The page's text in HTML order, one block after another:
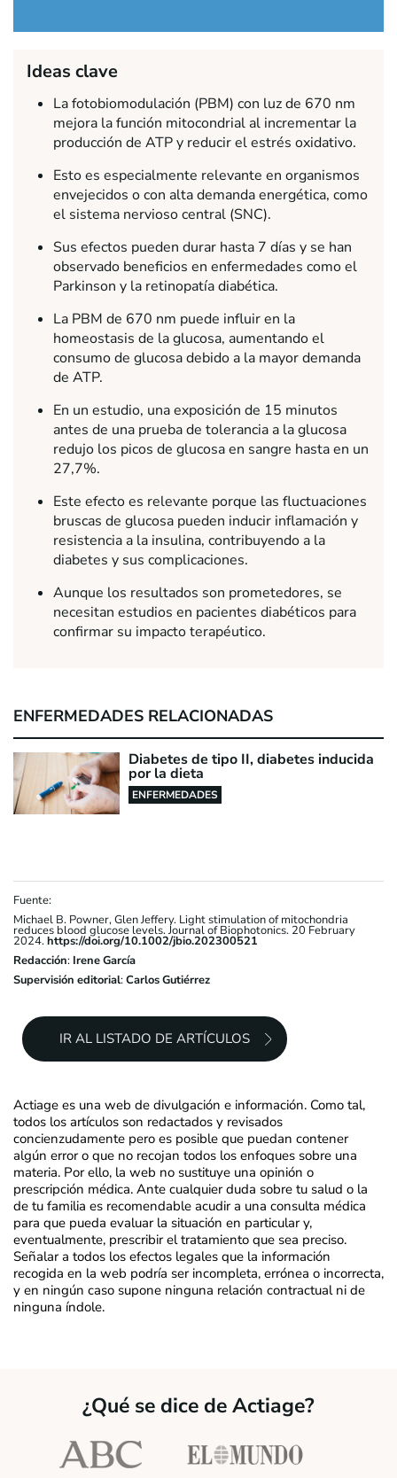
Ideas clave
La fotobiomodulación (PBM) con luz de 670 nm
mejora la función mitocondrial al incrementar la
producción de ATP y reducir el estrés oxidativo.
Esto es especialmente relevante en organismos
envejecidos o con alta demanda energética, como
el sistema nervioso central (SNC).
Sus efectos pueden durar hasta 7 días y se han
observado beneficios en enfermedades como el
Parkinson y la retinopatía diabética.
La PBM de 670 nm puede influir en la
homeostasis de la glucosa, aumentando el
consumo de glucosa debido a la mayor demanda
de ATP.
En un estudio, una exposición de 15 minutos
antes de una prueba de tolerancia a la glucosa
redujo los picos de glucosa en sangre hasta en un
27,7%.
Este efecto es relevante porque las fluctuaciones
bruscas de glucosa pueden inducir inflamación y
resistencia a la insulina, contribuyendo a la
diabetes y sus complicaciones.
Aunque los resultados son prometedores, se
necesitan estudios en pacientes diabéticos para
confirmar su impacto terapéutico.
ENFERMEDADES RELACIONADAS
Diabetes de tipo II, diabetes inducida
por la dieta
ENFERMEDADES
Fuente:
Michael B. Powner, Glen Jeffery. Light stimulation of mitochondria
reduces blood glucose levels. Journal of Biophotonics. 20 February
2024.https://doi.org/10.1002/jbio.202300521
Redacción: Irene García
Supervisión editorial:Carlos Gutiérrez
IR AL LISTADO DE ARTÍCULOS
Actiage es una web de divulgación e información. Como tal,
todos los artículos son redactados y revisados
concienzudamente pero es posible que puedan contener
algún error o que no recojan todos los enfoques sobre una
materia. Por ello, la web no sustituye una opinión o
prescripción médica. Ante cualquier duda sobre tu salud o la
de tu familia es recomendable acudir a una consulta médica
para que pueda evaluar la situación en particular y,
eventualmente, prescribir el tratamiento que sea preciso.
Señalar a todos los efectos legales que la información
recogida en la web podría ser incompleta, errónea o incorrecta,
y en ningún caso supone ninguna relación contractual ni de
ninguna índole.
¿Qué se dice de Actiage?